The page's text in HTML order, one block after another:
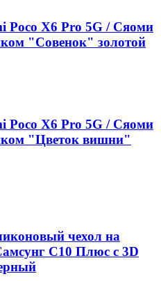
Poco X6 Pro 5G / Сяоми
"Совенок" золотой
Poco X6 Pro 5G / Сяоми
"Цветок вишни"
чехол на
С10 Плюс с 3D